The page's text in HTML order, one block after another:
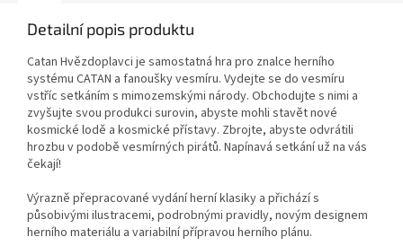
Detailní popis produktu
Catan Hvězdoplavci je samostatná hra pro znalce herního
systému CATAN a fanoušky vesmíru. Vydejte se do vesmíru
vstříc setkáním s mimozemskými národy. Obchodujte s nimi a
zvyšujte svou produkci surovin, abyste mohli stavět nové
kosmické lodě a kosmické přístavy. Zbrojte, abyste odvrátili
hrozbu v podobě vesmírných pirátů. Napínavá setkání už na vás
čekají!
Výrazně přepracované vydání herní klasiky a přichází s
působivými ilustracemi, podrobnými pravidly, novým designem
herního materiálu a variabilní přípravou herního plánu.